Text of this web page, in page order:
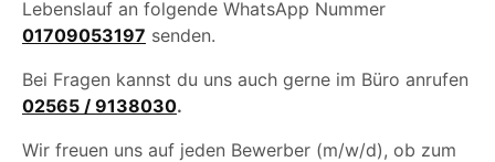
Lebenslauf an folgende WhatsApp Nummer
01709053197 senden.
Bei Fragen kannst du uns auch gerne im Büro anrufen
02565 / 9138030.
Wir freuen uns auf jeden Bewerber (m/w/d), ob zum